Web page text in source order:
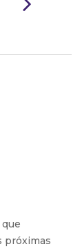
próximas